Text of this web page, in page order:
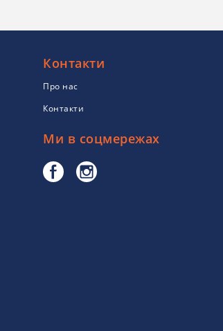
Контакти
Про нас
Контакти
Ми в соцмережах